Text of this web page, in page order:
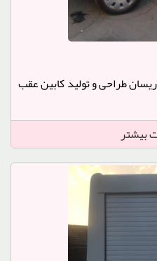
طراحی و تولید کابین عقب
بیشتر